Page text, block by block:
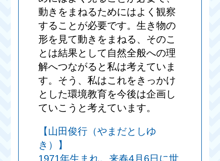
動きをまねるためにはよく観察
することが必要です。生き物の
形を見て動きをまねる、そのこ
とは結果として自然全般への理
解へつながると私は考えていま
す。そう、私はこれをきっかけ
とした環境教育を今後は企画し
ていこうと考えています。
【山田俊行（やまだとしゆ
き）】
1971年生まれ。来春4月6日に世